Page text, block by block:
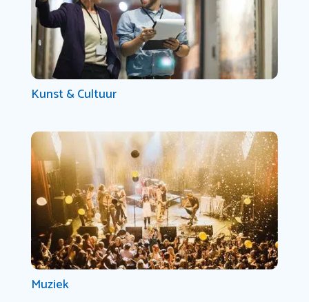
Kunst & Cultuur
Muziek